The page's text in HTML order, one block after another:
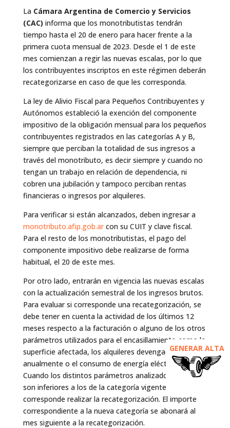
GENERAR ALTA
La Cámara Argentina de Comercio y Servicios
(CAC) informa que los monotributistas tendrán
tiempo hasta el 20 de enero para hacer frente a la
primera cuota mensual de 2023. Desde el 1 de este
mes comienzan a regir las nuevas escalas, por lo que
los contribuyentes inscriptos en este régimen deberán
recategorizarse en caso de que les corresponda.
La ley de Alivio Fiscal para Pequeños Contribuyentes y
Autónomos estableció la exención del componente
impositivo de la obligación mensual para los pequeños
contribuyentes registrados en las categorías A y B,
siempre que perciban la totalidad de sus ingresos a
través del monotributo, es decir siempre y cuando no
tengan un trabajo en relación de dependencia, ni
cobren una jubilación y tampoco perciban rentas
financieras o ingresos por alquileres.
Para verificar si están alcanzados, deben ingresar a
monotributo.afip.gob.arcon su CUIT y clave fiscal.
Para el resto de los monotributistas, el pago del
componente impositivo debe realizarse de forma
habitual, el 20 de este mes.
Por otro lado, entrarán en vigencia las nuevas escalas
con la actualización semestral de los ingresos brutos.
Para evaluar si corresponde una recategorización, se
debe tener en cuenta la actividad de los últimos 12
meses respecto a la facturación o alguno de los otros
parámetros utilizados para el encasillamiento como la
superficie afectada, los alquileres devengados
anualmente o el consumo de energía eléctrica.
Cuando los distintos parámetros analizados superan o
son inferiores a los de la categoría vigente
corresponde realizar la recategorización. El importe
correspondiente a la nueva categoría se abonará al
mes siguiente a la recategorización.